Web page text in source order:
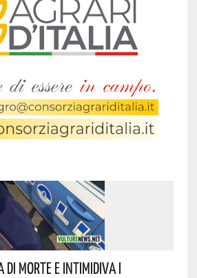
Di Morte E Intimidiva I